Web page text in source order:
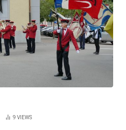
9 VIEWS